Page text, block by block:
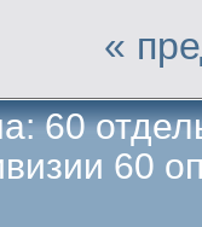
«
60
60